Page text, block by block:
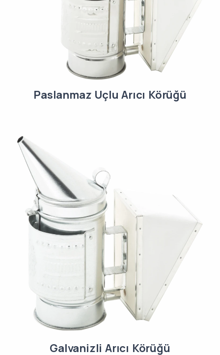
Paslanmaz Uçlu Arıcı Körüğü
Galvanizli Arıcı Körüğü